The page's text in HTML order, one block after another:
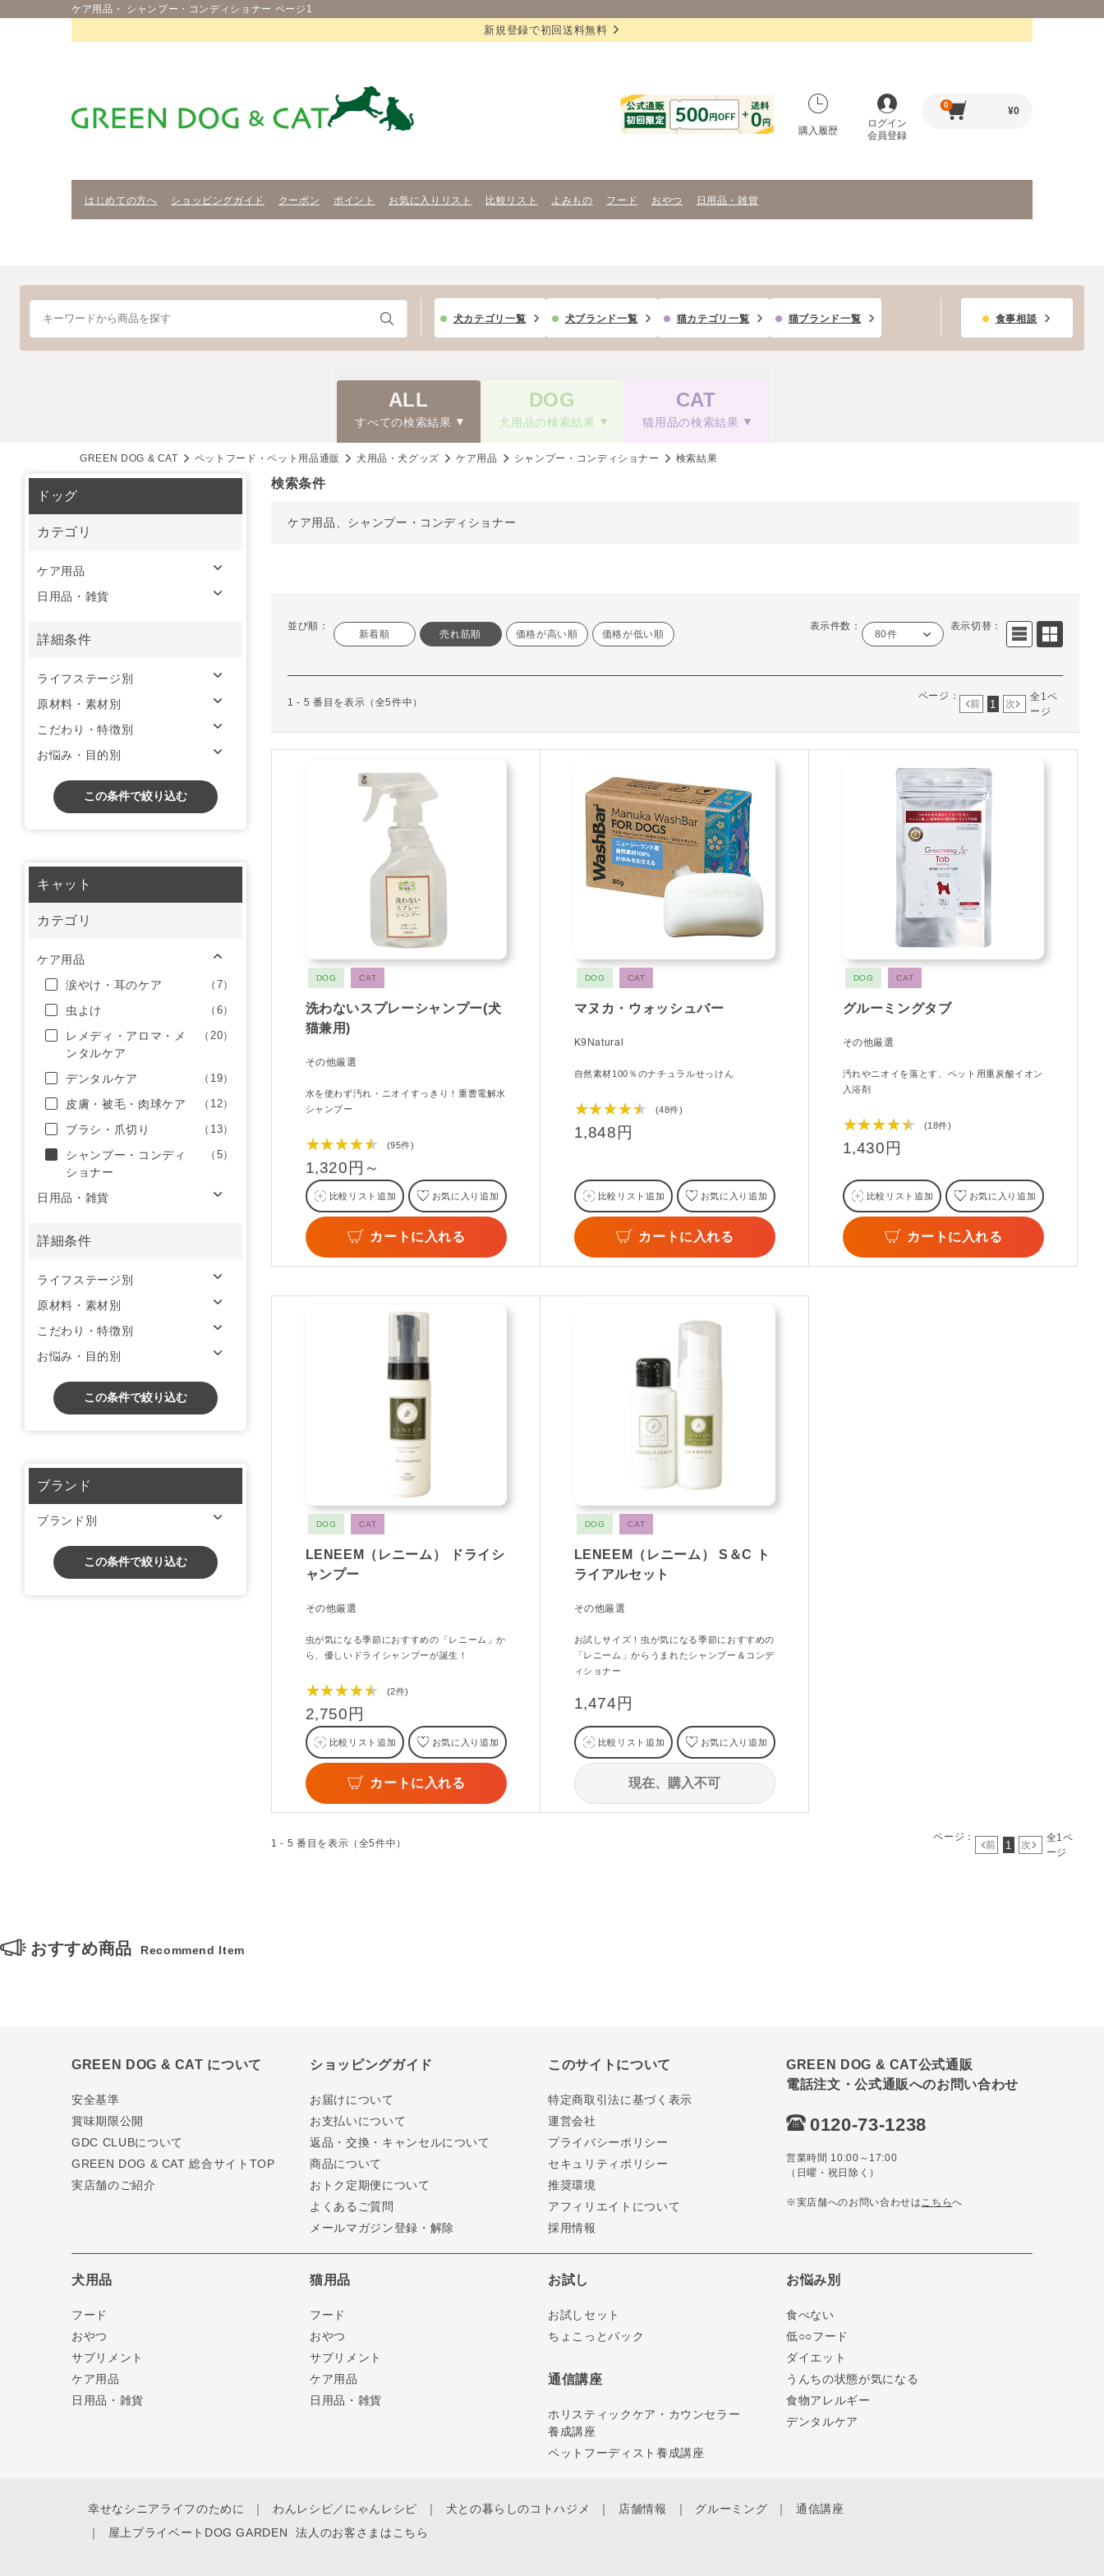
ケア用品・ シャンプー・コンディショナー ページ1
新規登録で初回送料無料
購入履歴
ログイン
会員登録
0
¥0
はじめての方へ ショッピングガイド クーポン ポイント お気に入りリスト 比較リスト よみもの フード おやつ 日用品・雑貨
犬カテゴリ一覧 犬ブランド一覧 猫カテゴリ一覧 猫ブランド一覧 食事相談
ALL
すべての検索結果
DOG
犬用品の検索結果
CAT
猫用品の検索結果
GREEN DOG & CAT ペットフード・ペット用品通販 犬用品・犬グッズ ケア用品 シャンプー・コンディショナー 検索結果
検索条件
ケア用品、シャンプー・コンディショナー
並び順：
新着順 売れ筋順 価格が高い順 価格が低い順
表示件数：
80件
表示切替：
1 - 5 番目を表示（全5件中）
ページ：
前 1 次
全1ペ
ージ
DOG CAT
洗わないスプレーシャンプー(犬
猫兼用)
その他厳選
水を使わず汚れ・ニオイすっきり！重曹電解水
シャンプー
★★★★★ (95件)
1,320円～
比較リスト追加 お気に入り追加
カートに入れる
DOG CAT
マヌカ・ウォッシュバー
K9Natural
自然素材100％のナチュラルせっけん
★★★★★ (48件)
1,848円
比較リスト追加 お気に入り追加
カートに入れる
DOG CAT
グルーミングタブ
その他厳選
汚れやニオイを落とす、ペット用重炭酸イオン
入浴剤
★★★★★ (18件)
1,430円
比較リスト追加 お気に入り追加
カートに入れる
DOG CAT
LENEEM（レニーム） ドライシ
ャンプー
その他厳選
虫が気になる季節におすすめの「レニーム」か
ら、優しいドライシャンプーが誕生！
★★★★★ (2件)
2,750円
比較リスト追加 お気に入り追加
カートに入れる
DOG CAT
LENEEM（レニーム） S＆C ト
ライアルセット
その他厳選
お試しサイズ！虫が気になる季節におすすめの
「レニーム」からうまれたシャンプー＆コンデ
ィショナー
1,474円
比較リスト追加 お気に入り追加
現在、購入不可
1 - 5 番目を表示（全5件中）
ページ：
前 1 次
全1ペ
ージ
ドッグ
カテゴリ
ケア用品
日用品・雑貨
詳細条件
ライフステージ別
原材料・素材別
こだわり・特徴別
お悩み・目的別
この条件で絞り込む
キャット
カテゴリ
ケア用品
涙やけ・耳のケア
（7）
虫よけ （6）
レメディ・アロマ・メ
ンタルケア
（20）
デンタルケア （19）
皮膚・被毛・肉球ケア （12）
ブラシ・爪切り （13）
シャンプー・コンディ
ショナー
（5）
日用品・雑貨
詳細条件
ライフステージ別
原材料・素材別
こだわり・特徴別
お悩み・目的別
この条件で絞り込む
ブランド
ブランド別
この条件で絞り込む
おすすめ商品 Recommend Item
GREEN DOG & CAT について
安全基準
賞味期限公開
GDC CLUBについて
GREEN DOG & CAT 総合サイトTOP
実店舗のご紹介
ショッピングガイド
お届けについて
お支払いについて
返品・交換・キャンセルについて
商品について
おトク定期便について
よくあるご質問
メールマガジン登録・解除
このサイトについて
特定商取引法に基づく表示
運営会社
プライバシーポリシー
セキュリティポリシー
推奨環境
アフィリエイトについて
採用情報
GREEN DOG & CAT公式通販
電話注文・公式通販へのお問い合わせ
0120-73-1238
営業時間 10:00～17:00
（日曜・祝日除く）
※実店舗へのお問い合わせはこちらへ
犬用品
フード
おやつ
サプリメント
ケア用品
日用品・雑貨
猫用品
フード
おやつ
サプリメント
ケア用品
日用品・雑貨
お試し
お試しセット
ちょこっとパック
通信講座
ホリスティックケア・カウンセラー
養成講座
ペットフーディスト養成講座
お悩み別
食べない
低○○フード
ダイエット
うんちの状態が気になる
食物アレルギー
デンタルケア
幸せなシニアライフのために わんレシピ／にゃんレシピ 犬との暮らしのコトハジメ 店舗情報 グルーミング
通信講座
屋上プライベートDOG GARDEN
法人のお客さまはこちら